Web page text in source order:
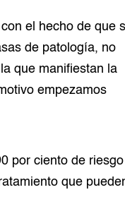
el hecho de que
de patología, no
que manifiestan la
empezamos
por ciento de
que